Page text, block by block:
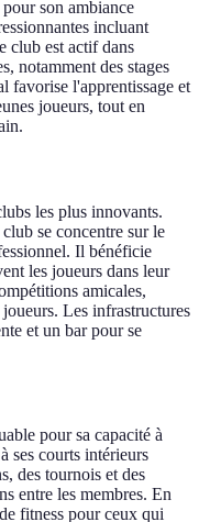
pour son ambiance
incluant
club est actif dans
notamment des stages
favorise l'apprentissage et
joueurs, tout en
les plus innovants.
club se concentre sur le
Il bénéficie
les joueurs dans leur
amicales,
Les infrastructures
et un bar pour se
pour sa capacité à
ses courts intérieurs
des tournois et des
entre les membres. En
fitness pour ceux qui